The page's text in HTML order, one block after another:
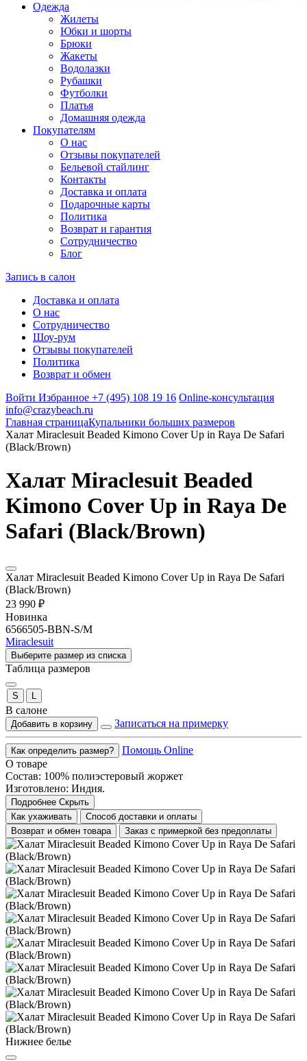
Одежда
Жилеты
Юбки и шорты
Брюки
Жакеты
Водолазки
Рубашки
Футболки
Платья
Домашняя одежда
Покупателям
О нас
Отзывы покупателей
Бельевой стайлинг
Контакты
Доставка и оплата
Подарочные карты
Политика
Возврат и гарантия
Сотрудничество
Блог
Запись в салон
Доставка и оплата
О нас
Сотрудничество
Шоу-рум
Отзывы покупателей
Политика
Возврат и обмен
Войти Избранное +7 (495) 108 19 16 Online-консультация
info@crazybeach.ru
Главная страницаКупальники больших размеров
Халат Miraclesuit Beaded Kimono Cover Up in Raya De Safari
(Black/Brown)
Халат Miraclesuit Beaded
Kimono Cover Up in Raya De
Safari (Black/Brown)
Халат Miraclesuit Beaded Kimono Cover Up in Raya De Safari
(Black/Brown)
23 990 ₽
Новинка
6566505-BBN-S/M
Miraclesuit
Выберите размер из списка
Таблица размеров
S
В салоне
Добавить в корзину Записаться на примерку
Как определить размер?
Помощь Online
О товаре
Состав: 100% полиэстеровый жоржет
Изготовлено: Индия.
Подробнее Скрыть
Как ухаживать
Способ доставки и оплаты
Возврат и обмен товара
Заказ с примеркой без предоплаты
Нижнее белье